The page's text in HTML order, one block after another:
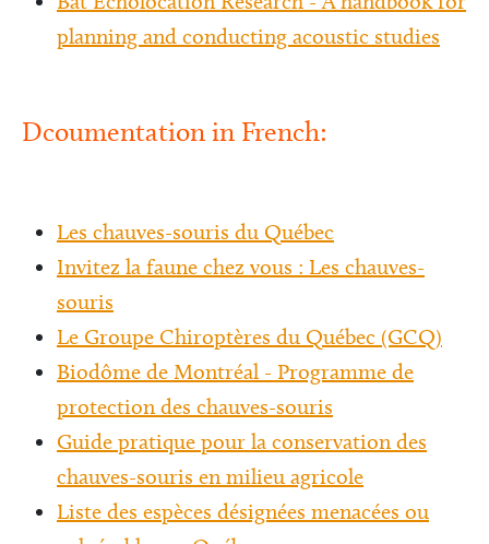
planning and conducting acoustic studies
Dcoumentation in French:
Les chauves-souris du Québec
Invitez la faune chez vous : Les chauves-
souris
Le Groupe Chiroptères du Québec (GCQ)
Biodôme de Montréal - Programme de
protection des chauves-souris
Guide pratique pour la conservation des
chauves-souris en milieu agricole
Liste des espèces désignées menacées ou